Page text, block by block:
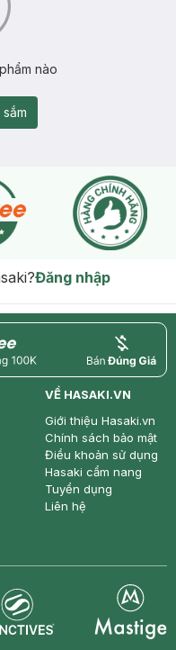
nào
Đăng nhập
price
VỀ HASAKI.VN
Giới thiệu Hasaki.vn
Chính sách bảo mật
Điều khoản sử dụng
Hasaki cẩm nang
Tuyển dụng
Liên hệ